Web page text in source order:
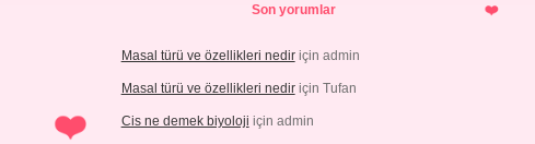
Son yorumlar
Masal türü ve özellikleri nediriçin admin
Masal türü ve özellikleri nediriçin Tufan
Cis ne demek biyoloji için admin